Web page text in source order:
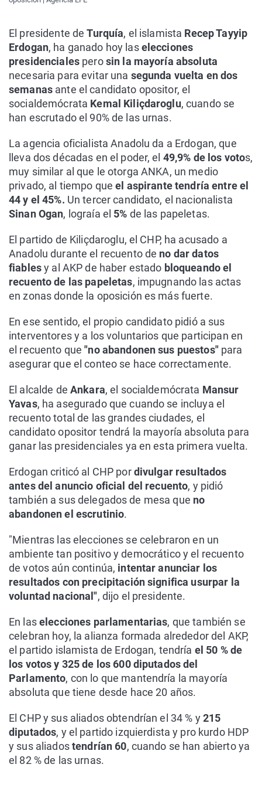
El presidente deTurquía, el islamista Recep Tayyip
Erdogan, ha ganado hoy laselecciones
presidencialesperosin la mayoría absoluta
necesaria para evitar una segunda vuelta en dos
semanas ante el candidato opositor, el
socialdemócrata Kemal Kiliçdaroglu, cuando se
han escrutado el 90% de las urnas.
La agencia oficialista Anadolu da a Erdogan, que
lleva dos décadas en el poder, el 49,9% de los votos,
muy similar al que le otorga ANKA, un medio
privado, al tiempo queel aspirante tendría entre el
44 y el 45%. Un tercer candidato, el nacionalista
Sinan Ogan, lograía el 5% de las papeletas.
El partido de Kiliçdaroglu, el CHP, ha acusado a
Anadolu durante el recuento de no dar datos
fiablesy al AKP de haber estado bloqueando el
recuento de las papeletas, impugnando las actas
en zonas donde la oposición es más fuerte.
En ese sentido, el propio candidato pidió a sus
interventores y a los voluntarios que participan en
el recuento que"no abandonen sus puestos"para
asegurar que el conteo se hace correctamente.
El alcalde de Ankara, el socialdemócrata Mansur
Yavas, ha asegurado que cuando se incluya el
recuento total de las grandes ciudades, el
candidato opositor tendrá la mayoría absoluta para
ganar las presidenciales ya en esta primera vuelta.
Erdogan criticó al CHP pordivulgar resultados
antes del anuncio oficial del recuento, y pidió
también a sus delegados de mesa que no
abandonen el escrutinio.
"Mientras las elecciones se celebraron en un
ambiente tan positivo y democrático y el recuento
de votos aún continúa, intentar anunciar los
resultados con precipitación significa usurpar la
voluntad nacional", dijo el presidente.
En laselecciones parlamentarias, que también se
celebran hoy, la alianza formada alrededor del AKP,
el partido islamista de Erdogan, tendría el 50 % de
los votos y 325 de los 600 diputados del
Parlamento, con lo que mantendría la mayoría
absoluta que tiene desde hace 20 años.
El CHP y sus aliados obtendrían el 34 % y215
diputados, y el partido izquierdista y pro kurdo HDP
y sus aliadostendrían 60, cuando se han abierto ya
el 82 % de las urnas.